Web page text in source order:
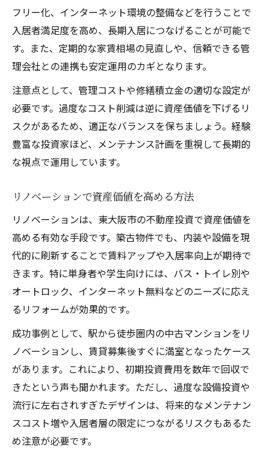
フリー化、インターネット環境の整備などを行うことで
入居者満足度を高め、長期入居につなげることが可能で
す。また、定期的な家賃相場の見直しや、信頼できる管
理会社との連携も安定運用のカギとなります。
注意点として、管理コストや修繕積立金の適切な設定が
必要です。過度なコスト削減は逆に資産価値を下げるリ
スクがあるため、適正なバランスを保ちましょう。経験
豊富な投資家ほど、メンテナンス計画を重視して長期的
な視点で運用しています。
リノベーションで資産価値を高める方法
リノベーションは、東大阪市の不動産投資で資産価値を
高める有効な手段です。築古物件でも、内装や設備を現
代的に刷新することで賃料アップや入居率向上が期待で
きます。特に単身者や学生向けには、バス・トイレ別や
オートロック、インターネット無料などのニーズに応え
るリフォームが効果的です。
成功事例として、駅から徒歩圏内の中古マンションをリ
ノベーションし、賃貸募集後すぐに満室となったケース
があります。これにより、初期投資費用を数年で回収で
きたという声も聞かれます。ただし、過度な設備投資や
流行に左右されすぎたデザインは、将来的なメンテナン
スコスト増や入居者層の限定につながるリスクもあるた
め注意が必要です。